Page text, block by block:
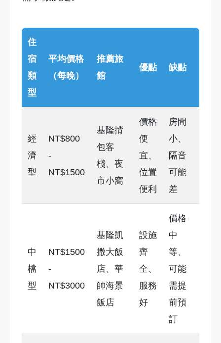
住
宿
類
型
平均價格
（每晚）
推薦旅
館
優點 缺點
經
濟
型
NT$800
-
NT$1500
基隆揹
包客
棧、夜
市小窩
價格
便
宜、
位置
便利
房間
小、
隔音
可能
差
中
檔
型
NT$1500
-
NT$3000
基隆凱
撒大飯
店、華
帥海景
飯店
設施
齊
全、
服務
好
價格
中
等、
可能
需提
前預
訂